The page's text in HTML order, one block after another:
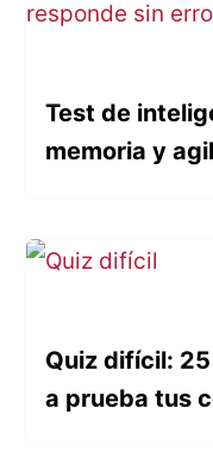
Test de
memoria y
Quiz difícil:
a prueba tus